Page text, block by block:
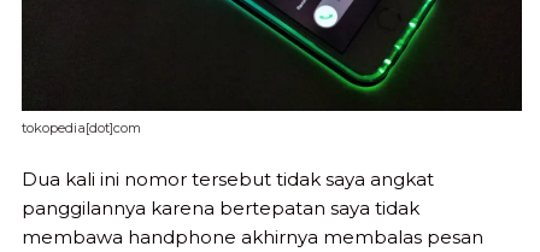
tokopedia[dot]com
Dua kali ini nomor tersebut tidak saya angkat
panggilannya karena bertepatan saya tidak
membawa handphone akhirnya membalas pesan